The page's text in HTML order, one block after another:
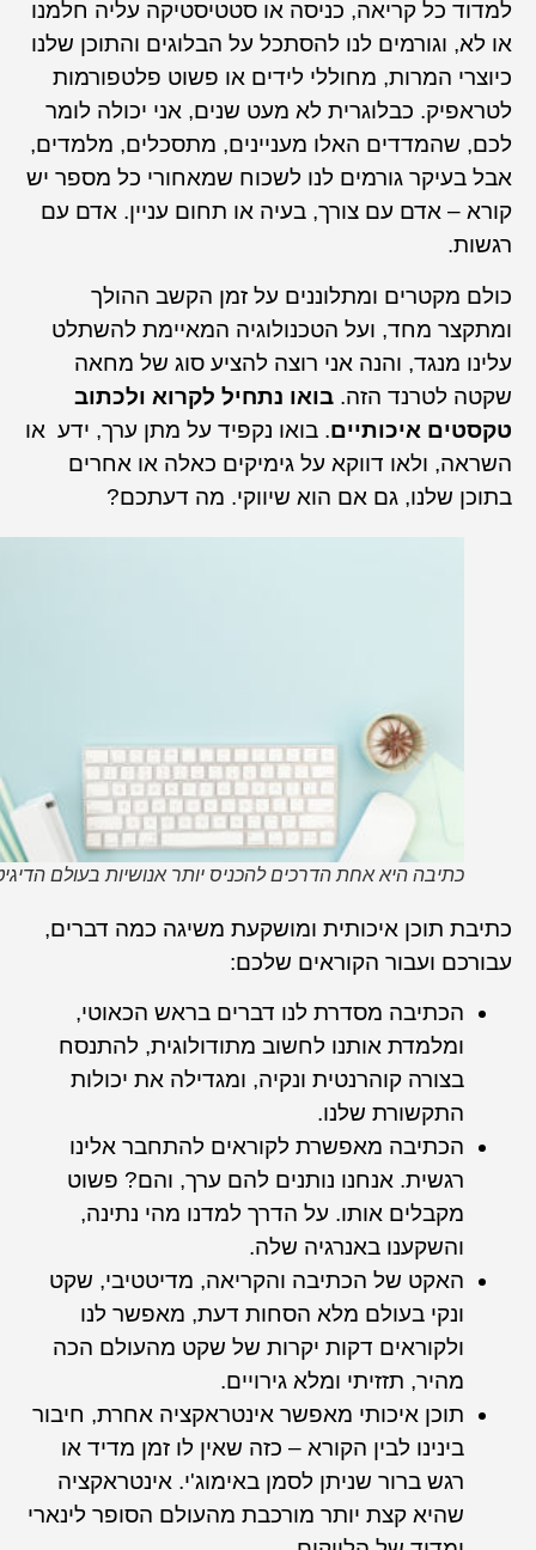
למדוד כל קריאה, כניסה או סטטיסטיקה עליה חלמנו
או לא, וגורמים לנו להסתכל על הבלוגים והתוכן שלנו
כיוצרי המרות, מחוללי לידים או פשוט פלטפורמות
לטראפיק. כבלוגרית לא מעט שנים, אני יכולה לומר
לכם, שהמדדים האלו מעניינים, מתסכלים, מלמדים,
אבל בעיקר גורמים לנו לשכוח שמאחורי כל מספר יש
קורא – אדם עם צורך, בעיה או תחום עניין. אדם עם
רגשות.
כולם מקטרים ומתלוננים על זמן הקשב ההולך
ומתקצר מחד, ועל הטכנולוגיה המאיימת להשתלט
עלינו מנגד, והנה אני רוצה להציע סוג של מחאה
שקטה לטרנד הזה.בואו נתחיל לקרוא ולכתוב
טקסטים איכותיים. בואו נקפיד על מתן ערך, ידע או
השראה, ולאו דווקא על גימיקים כאלה או אחרים
בתוכן שלנו, גם אם הוא שיווקי. מה דעתכם?
כתיבה היא אחת הדרכים להכניס יותר אנושיות בעולם הדיגיטלי
כתיבת תוכן איכותית ומושקעת משיגה כמה דברים,
עבורכם ועבור הקוראים שלכם:
הכתיבה מסדרת לנו דברים בראש הכאוטי,
ומלמדת אותנו לחשוב מתודולוגית, להתנסח
בצורה קוהרנטית ונקיה, ומגדילה את יכולות
התקשורת שלנו.
הכתיבה מאפשרת לקוראים להתחבר אלינו
רגשית. אנחנו נותנים להם ערך, והם? פשוט
מקבלים אותו. על הדרך למדנו מהי נתינה,
והשקענו באנרגיה שלה.
האקט של הכתיבה והקריאה, מדיטטיבי, שקט
ונקי בעולם מלא הסחות דעת, מאפשר לנו
ולקוראים דקות יקרות של שקט מהעולם הכה
מהיר, תזזיתי ומלא גירויים.
תוכן איכותי מאפשר אינטראקציה אחרת, חיבור
בינינו לבין הקורא – כזה שאין לו זמן מדיד או
רגש ברור שניתן לסמן באימוג'י. אינטראקציה
שהיא קצת יותר מורכבת מהעולם הסופר לינארי